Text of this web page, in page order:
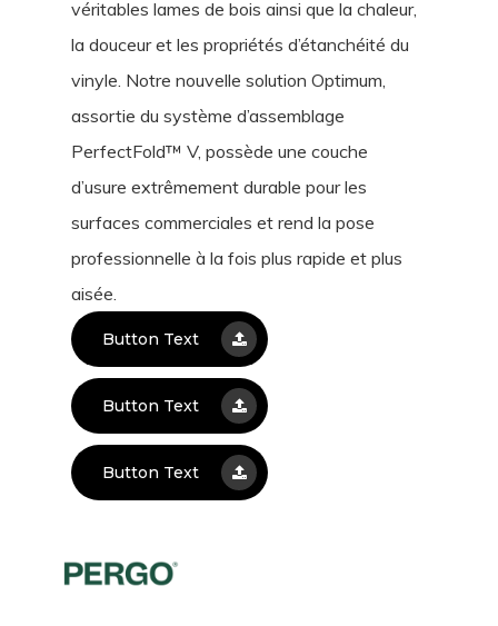
véritables lames de bois ainsi que la chaleur,
la douceur et les propriétés d’étanchéité du
vinyle. Notre nouvelle solution Optimum,
assortie du système d’assemblage
PerfectFold™ V, possède une couche
d’usure extrêmement durable pour les
surfaces commerciales et rend la pose
professionnelle à la fois plus rapide et plus
aisée.
Button Text
Button Text
Button Text